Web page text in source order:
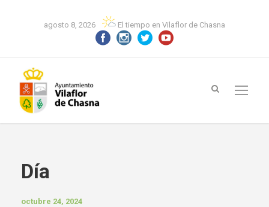
agosto 8, 2026 El tiempo en Vilaflor de Chasna
Día
octubre 24, 2024